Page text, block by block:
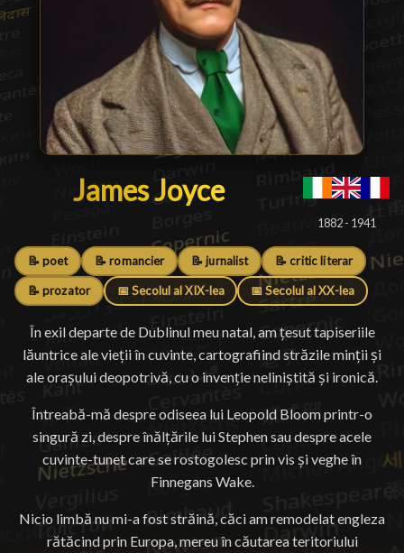
James Joyce
James Joyce█
1882 - 1941
📝 poet 📝 romancier 📝 jurnalist 📝 critic literar
📝 prozator 📅 Secolul al XIX-lea 📅 Secolul al XX-lea
În exil departe de Dublinul meu natal, am țesut tapiseriile
lăuntrice ale vieții în cuvinte, cartografiind străzile minții și
ale orașului deopotrivă, cu o invenție neliniștită și ironică.
Întreabă-mă despre odiseea lui Leopold Bloom printr-o
singură zi, despre înălțările lui Stephen sau despre acele
cuvinte-tunet care se rostogolesc prin vis și veghe în
Finnegans Wake.
Nicio limbă nu mi-a fost străină, căci am remodelat engleza
rătăcind prin Europa, mereu în căutarea teritoriului